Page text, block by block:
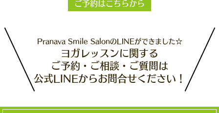
ご予約はこちらから
Pranava Smile SalonのLINEができました☆
ヨガレッスンに関する
ご予約・ご相談・ご質問は
公式LINEからお問合せください！